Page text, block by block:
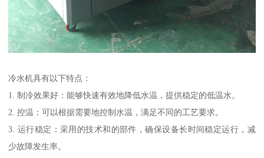
冷水机具有以下特点：
1. 制冷效果好：能够快速有效地降低水温，提供稳定的低温水。
2. 控温：可以根据需要地控制水温，满足不同的工艺要求。
3. 运行稳定：采用的技术和的部件，确保设备长时间稳定运行，减
少故障发生率。